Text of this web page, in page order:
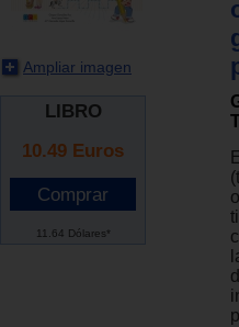
Ampliar imagen
LIBRO
10.49 Euros
11.64 Dólares*